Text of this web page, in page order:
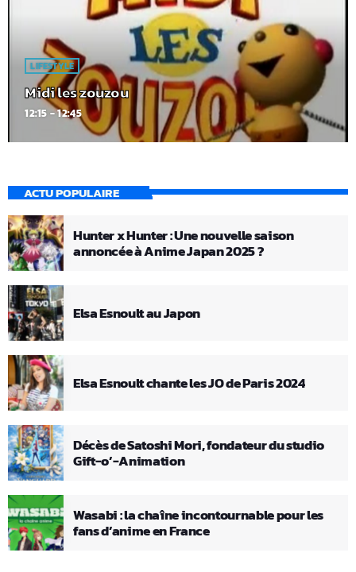
LIFESTYLE
Midi les zouzou
12:15 - 12:45
ACTU POPULAIRE
Hunter x Hunter : Une nouvelle saison
annoncée à Anime Japan 2025 ?
Elsa Esnoult au Japon
Elsa Esnoult chante les JO de Paris 2024
Décès de Satoshi Mori, fondateur du studio
Gift-o’-Animation
Wasabi : la chaîne incontournable pour les
fans d’anime en France